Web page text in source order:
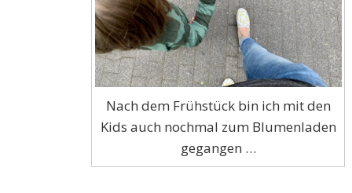
Nach dem Frühstück bin ich mit den
Kids auch nochmal zum Blumenladen
gegangen …